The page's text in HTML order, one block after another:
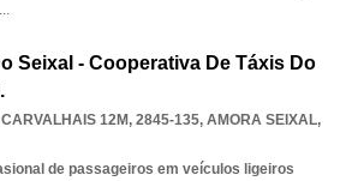
...
Seixal - Cooperativa De Táxis Do
12M, 2845-135, AMORA SEIXAL,
de passageiros em veículos ligeiros